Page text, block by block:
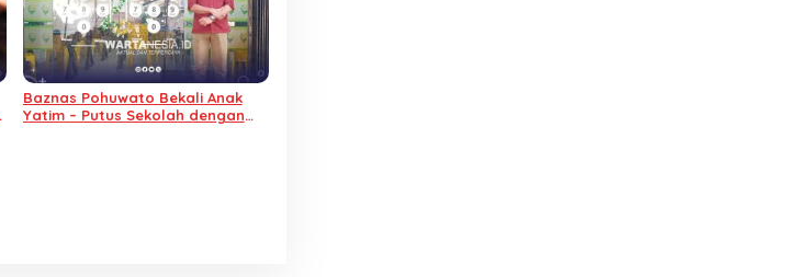
Baznas Pohuwato Bekali Anak
Yatim – Putus Sekolah dengan